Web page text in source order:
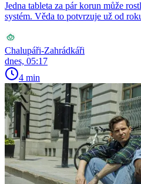
Jedna tableta za pár korun může
systém. Věda to potvrzuje už od
Chalupáři-Zahrádkáři
dnes, 05:17
4 min